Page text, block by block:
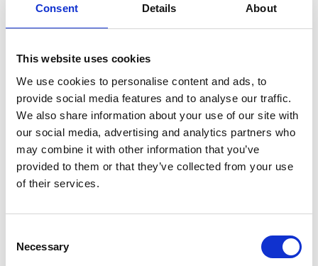
Consent Details About
This website uses cookies
We use cookies to personalise content and ads, to
provide social media features and to analyse our traffic.
We also share information about your use of our site with
our social media, advertising and analytics partners who
may combine it with other information that you’ve
provided to them or that they’ve collected from your use
of their services.
Selection
Necessary
91% Ανακυκλωμένος Πολυεστέρας, 9% Spandex
(Κύριο Ύφασμα) 100% Ανακυκλωμένος Πολυεστέρας
(Πλαινά πάνελ)
ΕΦΑΡΜΟΓΗ:
Το μοντέλο φοράει: Medium: Ύψος 1,90 μ // Στήθος: